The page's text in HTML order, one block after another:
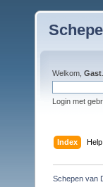
Welkom, Gast
Login met
Index Help
Schepen van